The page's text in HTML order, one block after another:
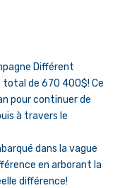
Différent
de 670 400$! Ce
pour continuer de
à travers le
dans la vague
en arborant la
différence!